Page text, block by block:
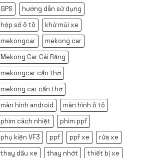
GPS
hướng dẫn sử dụng
hộp số ô tô
khử mùi xe
mekongcar
mekong car
Mekong Car Cái Răng
mekongcar cần thơ
mekong car cần thơ
màn hình android
màn hình ô tô
phim cách nhiệt
phim ppf
phụ kiện VF3
ppf ppf xe
rửa xe
thay dầu xe
thay nhớt
thiết bị xe